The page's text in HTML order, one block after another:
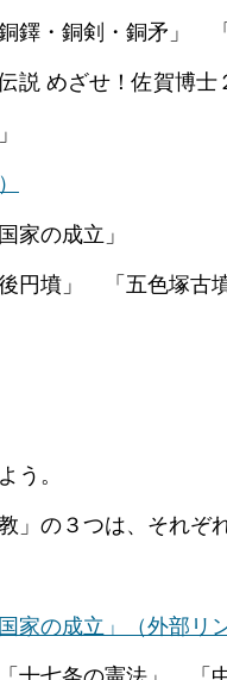
・銅剣・銅矛」 「
！佐賀博士２
の成立」
墳」 「五色塚古
。
つは、それぞれ
家の成立」 （外部リ